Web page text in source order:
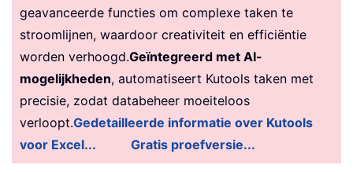
geavanceerde functies om complexe taken te
stroomlijnen, waardoor creativiteit en efficiëntie
worden verhoogd.Geïntegreerd met AI-
mogelijkheden, automatiseert Kutools taken met
precisie, zodat databeheer moeiteloos
verloopt.Gedetailleerde informatie over Kutools
voor Excel...
Gratis proefversie...